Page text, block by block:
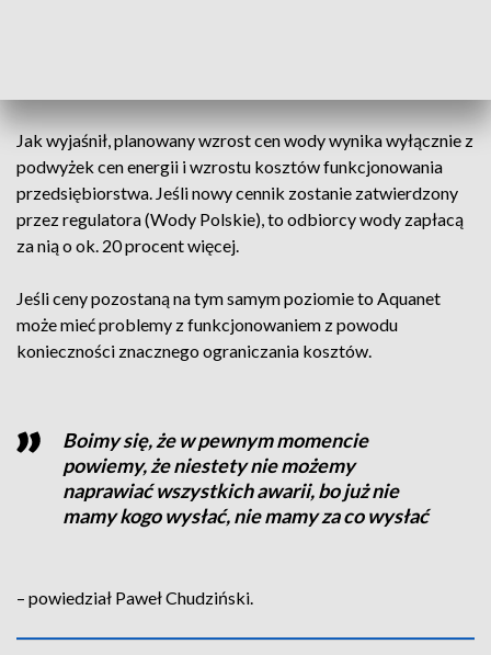
Jak wyjaśnił, planowany wzrost cen wody wynika wyłącznie z
podwyżek cen energii i wzrostu kosztów funkcjonowania
przedsiębiorstwa. Jeśli nowy cennik zostanie zatwierdzony
przez regulatora (Wody Polskie), to odbiorcy wody zapłacą
za nią o ok. 20 procent więcej.
Jeśli ceny pozostaną na tym samym poziomie to Aquanet
może mieć problemy z funkcjonowaniem z powodu
konieczności znacznego ograniczania kosztów.
Boimy się, że w pewnym momencie
powiemy, że niestety nie możemy
naprawiać wszystkich awarii, bo już nie
mamy kogo wysłać, nie mamy za co wysłać
– powiedział Paweł Chudziński.